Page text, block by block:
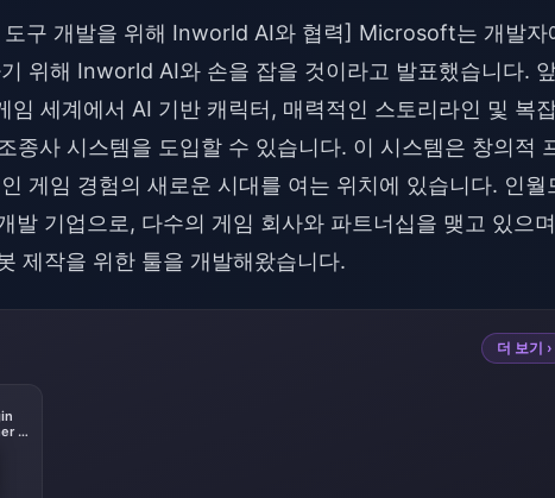
구 개발을 위해 Inworld AI와 협력] Microsoft는 개발자
위해 Inworld AI와 손을 잡을 것이라고 발표했습니다.
임 세계에서 AI 기반 캐릭터, 매력적인 스토리라인 및 복
종사 시스템을 도입할 수 있습니다. 이 시스템은 창의적
게임 경험의 새로운 시대를 여는 위치에 있습니다. 인월
기업으로, 다수의 게임 회사와 파트너십을 맺고 있으
제작을 위한 툴을 개발해왔습니다.
더 보기 ›
SR